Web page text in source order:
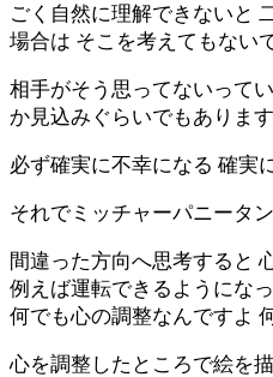
ごく自然に理解できないと
場合は そこを考えてもない
相手がそう思ってないって
か見込みぐらいでもありま
必ず確実に不幸になる 確実
それでミッチャーパニータ
間違った方向へ思考すると
例えば運転できるようにな
何でも心の調整なんですよ
心を調整したところで絵を